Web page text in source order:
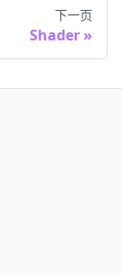
下一页
Shader